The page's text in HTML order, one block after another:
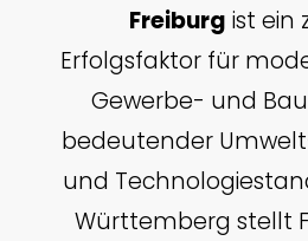
Freiburg ist ein
Erfolgsfaktor für
Gewerbe- und
bedeutender
und
Württemberg stellt